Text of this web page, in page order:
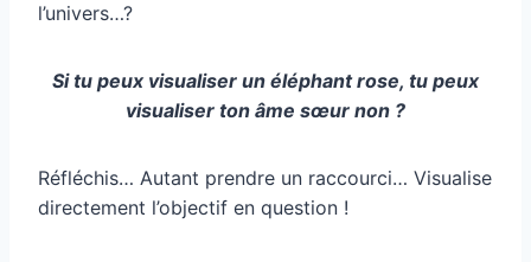
l’univers…?
Si tu peux visualiser un éléphant rose, tu peux
visualiser ton âme sœur non ?
Réfléchis… Autant prendre un raccourci… Visualise
directement l’objectif en question !